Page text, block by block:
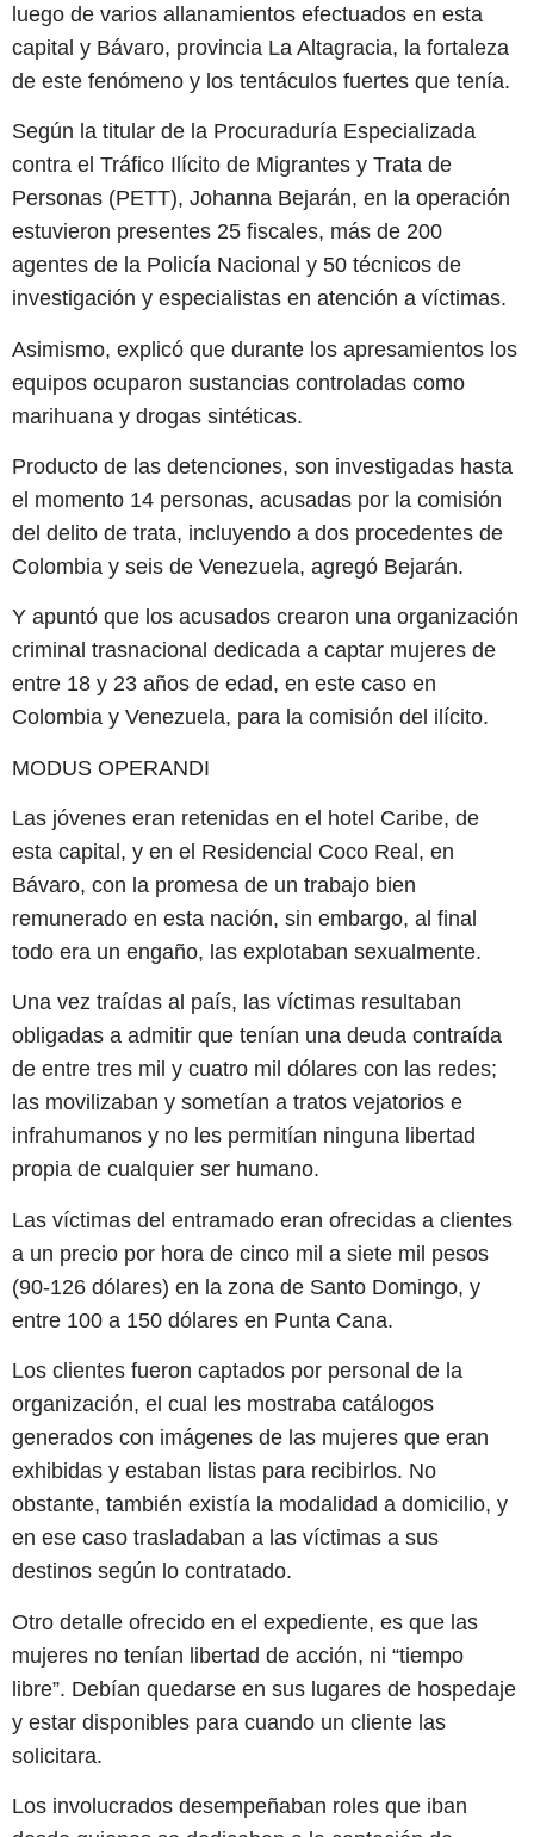
luego de varios allanamientos efectuados en esta
capital y Bávaro, provincia La Altagracia, la fortaleza
de este fenómeno y los tentáculos fuertes que tenía.
Según la titular de la Procuraduría Especializada
contra el Tráfico Ilícito de Migrantes y Trata de
Personas (PETT), Johanna Bejarán, en la operación
estuvieron presentes 25 fiscales, más de 200
agentes de la Policía Nacional y 50 técnicos de
investigación y especialistas en atención a víctimas.
Asimismo, explicó que durante los apresamientos los
equipos ocuparon sustancias controladas como
marihuana y drogas sintéticas.
Producto de las detenciones, son investigadas hasta
el momento 14 personas, acusadas por la comisión
del delito de trata, incluyendo a dos procedentes de
Colombia y seis de Venezuela, agregó Bejarán.
Y apuntó que los acusados crearon una organización
criminal trasnacional dedicada a captar mujeres de
entre 18 y 23 años de edad, en este caso en
Colombia y Venezuela, para la comisión del ilícito.
MODUS OPERANDI
Las jóvenes eran retenidas en el hotel Caribe, de
esta capital, y en el Residencial Coco Real, en
Bávaro, con la promesa de un trabajo bien
remunerado en esta nación, sin embargo, al final
todo era un engaño, las explotaban sexualmente.
Una vez traídas al país, las víctimas resultaban
obligadas a admitir que tenían una deuda contraída
de entre tres mil y cuatro mil dólares con las redes;
las movilizaban y sometían a tratos vejatorios e
infrahumanos y no les permitían ninguna libertad
propia de cualquier ser humano.
Las víctimas del entramado eran ofrecidas a clientes
a un precio por hora de cinco mil a siete mil pesos
(90-126 dólares) en la zona de Santo Domingo, y
entre 100 a 150 dólares en Punta Cana.
Los clientes fueron captados por personal de la
organización, el cual les mostraba catálogos
generados con imágenes de las mujeres que eran
exhibidas y estaban listas para recibirlos. No
obstante, también existía la modalidad a domicilio, y
en ese caso trasladaban a las víctimas a sus
destinos según lo contratado.
Otro detalle ofrecido en el expediente, es que las
mujeres no tenían libertad de acción, ni “tiempo
libre”. Debían quedarse en sus lugares de hospedaje
y estar disponibles para cuando un cliente las
solicitara.
Los involucrados desempeñaban roles que iban